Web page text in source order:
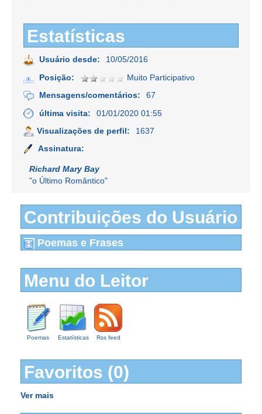
Estatísticas
Usuário desde:
10/05/2016
Posição:
Muito Participativo
Mensagens/comentários:
67
última visita:
01/01/2020 01:55
Visualizações de perfil:
1637
Assinatura:
Richard Mary Bay
"o Último Romântico"
Contribuições do Usuário
Poemas e Frases
Menu do Leitor
Poemas Estatísticas Rss feed
Favoritos (0)
Ver mais